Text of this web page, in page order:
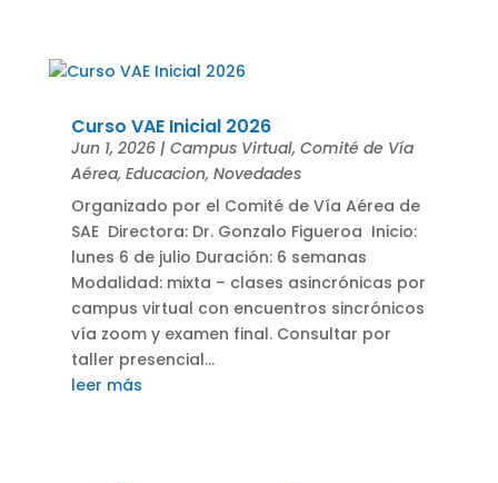
Curso VAE Inicial 2026
Jun 1, 2026| Campus Virtual, Comité de Vía
Aérea, Educacion, Novedades
Organizado por el Comité de Vía Aérea de
SAE Directora: Dr. Gonzalo Figueroa Inicio:
lunes 6 de julio Duración: 6 semanas
Modalidad: mixta – clases asincrónicas por
campus virtual con encuentros sincrónicos
vía zoom y examen final. Consultar por
taller presencial...
leer más